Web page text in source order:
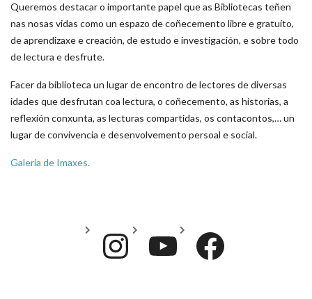
Queremos destacar o importante papel que as Bibliotecas teñen
nas nosas vidas como un espazo de coñecemento libre e gratuíto,
de aprendizaxe e creación, de estudo e investigación, e sobre todo
de lectura e desfrute.
Facer da biblioteca un lugar de encontro de lectores de diversas
idades que desfrutan coa lectura, o coñecemento, as historias, a
reflexión conxunta, as lecturas compartidas, os contacontos,… un
lugar de convivencia e desenvolvemento persoal e social.
Galería de Imaxes.
Instagram
YouTube